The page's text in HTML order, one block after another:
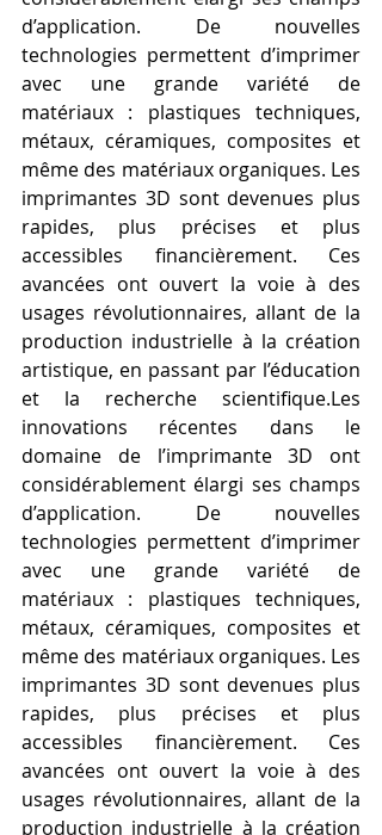
d’application. De nouvelles
technologies permettent d’imprimer
avec une grande variété de
matériaux : plastiques techniques,
métaux, céramiques, composites et
même des matériaux organiques. Les
imprimantes 3D sont devenues plus
rapides, plus précises et plus
accessibles financièrement. Ces
avancées ont ouvert la voie à des
usages révolutionnaires, allant de la
production industrielle à la création
artistique, en passant par l’éducation
et la recherche scientifique.Les
innovations récentes dans le
domaine de l’imprimante 3D ont
considérablement élargi ses champs
d’application. De nouvelles
technologies permettent d’imprimer
avec une grande variété de
matériaux : plastiques techniques,
métaux, céramiques, composites et
même des matériaux organiques. Les
imprimantes 3D sont devenues plus
rapides, plus précises et plus
accessibles financièrement. Ces
avancées ont ouvert la voie à des
usages révolutionnaires, allant de la
production industrielle à la création